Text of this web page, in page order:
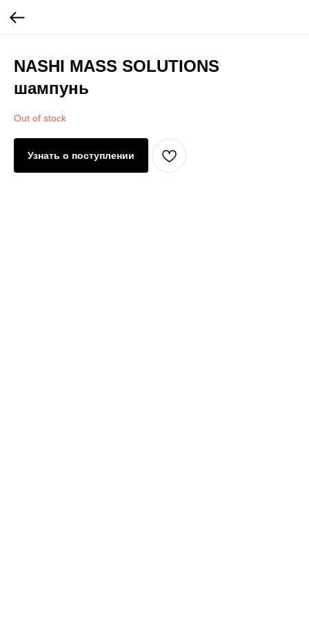
NASHI MASS SOLUTIONS
шампунь
Out of stock
Узнать о поступлении